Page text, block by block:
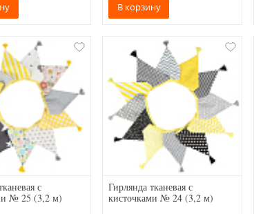
В корзину
с
№ 25 (3,2 м)
Гирлянда тканевая с
кисточками № 24 (3,2 м)